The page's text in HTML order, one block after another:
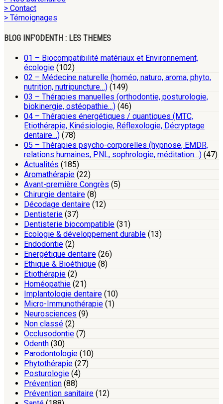
> Contact
> Témoignages
BLOG INF’ODENTH : LES THEMES
01 – Biocompatibilité matériaux et Environnement,
écologie (102)
02 – Médecine naturelle (homéo, naturo, aroma, phyto,
nutrition, nutripuncture…) (149)
03 – Thérapies manuelles (orthodontie, posturologie,
biokinergie, ostéopathie…) (46)
04 – Thérapies énergétiques / quantiques (MTC,
Etiothérapie, Kinésiologie, Réflexologie, Décryptage
dentaire…) (78)
05 – Thérapies psycho-corporelles (hypnose, EMDR,
relations humaines, PNL, sophrologie, méditation…) (47)
Actualités (185)
Aromathérapie (22)
Avant-première Congrès (5)
Chirurgie dentaire (8)
Décodage dentaire (12)
Dentisterie (37)
Dentisterie biocompatible (31)
Ecologie & développement durable (13)
Endodontie (2)
Energétique dentaire (26)
Ethique & Bioéthique (8)
Etiothérapie (2)
Homéopathie (21)
Implantologie dentaire (10)
Micro-Immunothérapie (1)
Neurosciences (9)
Non classé (2)
Occlusodontie (7)
Odenth (30)
Parodontologie (10)
Phytothérapie (27)
Posturologie (4)
Prévention (88)
Prévention sanitaire (12)